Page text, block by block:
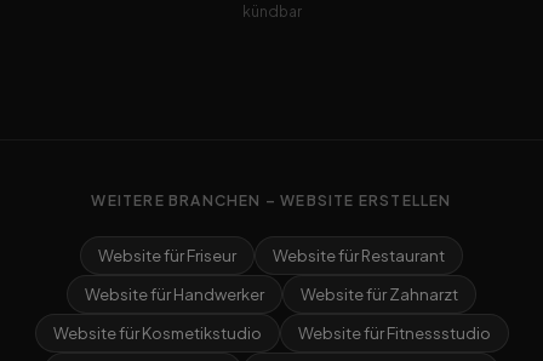
kündbar
WEITERE BRANCHEN – WEBSITE ERSTELLEN
Website für Friseur
Website für Restaurant
Website für Handwerker
Website für Zahnarzt
Website für Kosmetikstudio
Website für Fitnessstudio